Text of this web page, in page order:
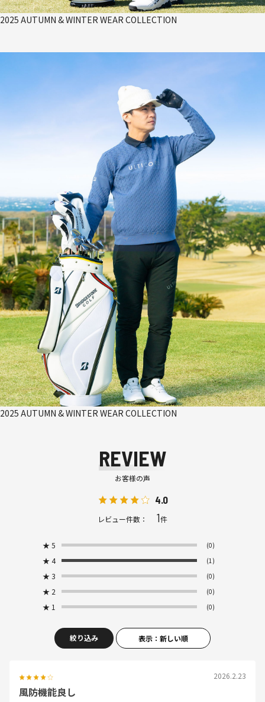
2025 AUTUMN & WINTER WEAR COLLECTION
2025 AUTUMN & WINTER WEAR COLLECTION
REVIEW
お客様の声
4.0
レビュー件数： 1件
★ 5 (0)
★ 4 (1)
★ 3 (0)
★ 2 (0)
★ 1 (0)
絞り込み 表示：新しい順
2026.2.23
風防機能良し